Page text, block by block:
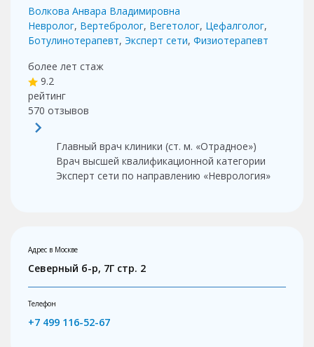
Волкова Анвара Владимировна
Невролог, Вертебролог, Вегетолог, Цефалголог,
Ботулинотерапевт, Эксперт сети, Физиотерапевт
более лет стаж
9.2
рейтинг
570 отзывов
Главный врач клиники (ст. м. «Отрадное»)
Врач высшей квалификационной категории
Эксперт сети по направлению «Неврология»
Адрес в Москве
Северный б-р, 7Г стр. 2
Телефон
+7 499 116-52-67